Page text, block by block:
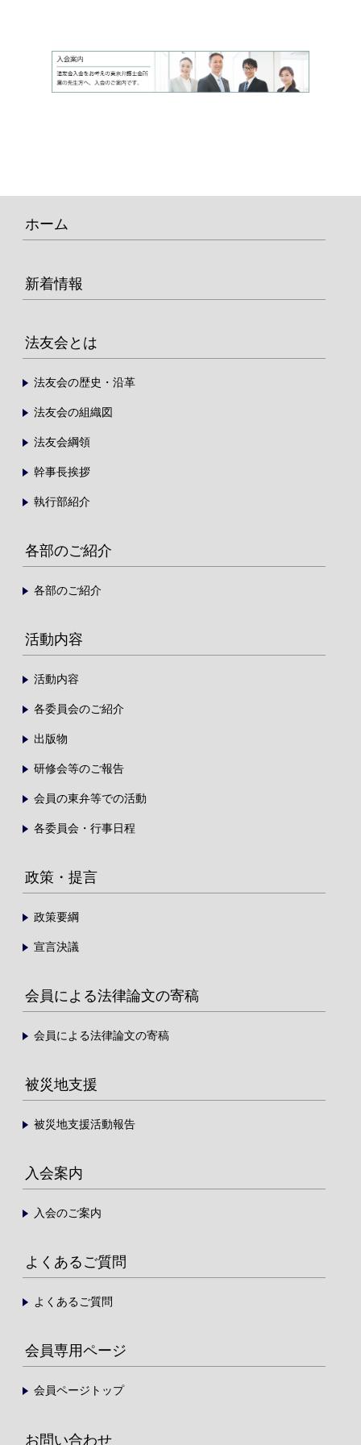
ホーム
新着情報
法友会とは
法友会の歴史・沿革
法友会の組織図
法友会綱領
幹事長挨拶
執行部紹介
各部のご紹介
各部のご紹介
活動内容
活動内容
各委員会のご紹介
出版物
研修会等のご報告
会員の東弁等での活動
各委員会・行事日程
政策・提言
政策要綱
宣言決議
会員による法律論文の寄稿
会員による法律論文の寄稿
被災地支援
被災地支援活動報告
入会案内
入会のご案内
よくあるご質問
よくあるご質問
会員専用ページ
会員ページトップ
お問い合わせ